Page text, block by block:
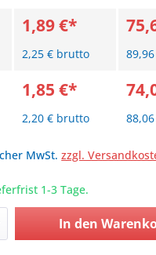
1,89 €*
2,25 € brutto
1,85 €*
2,20 € brutto
MwSt.zzgl.
1-3 Tage.
In den